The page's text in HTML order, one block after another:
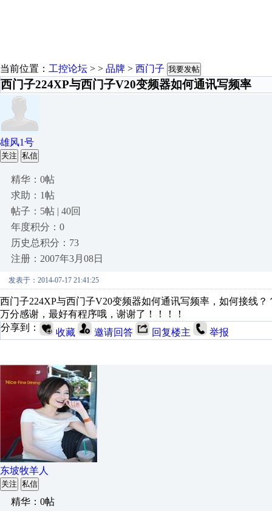
当前位置： 工控论坛 > > 品牌 > 西门子 我要发帖
西门子224XP与西门子V20变频器如何通讯写频率
雄风1号
关注 私信
精华：0帖
求助：1帖
帖子：5帖 | 40回
年度积分：0
历史总积分：73
注册：2007年3月08日
发表于：2014-07-17 21:41:25
西门子224XP与西门子V20变频器如何通讯写频率，如何接线？
万分感谢，最好有程序哦，谢谢了！！！！
分享到：
收藏 邀请回答 回复楼主 举报
东坡牧羊人
关注 私信
精华：0帖